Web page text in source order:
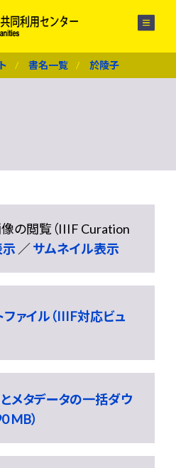
書名一覧 於陵子
の閲覧（IIIF Curation
／サムネイル表示
ァイル（IIIF対応ビュ
メタデータの一括ダウ
MB）